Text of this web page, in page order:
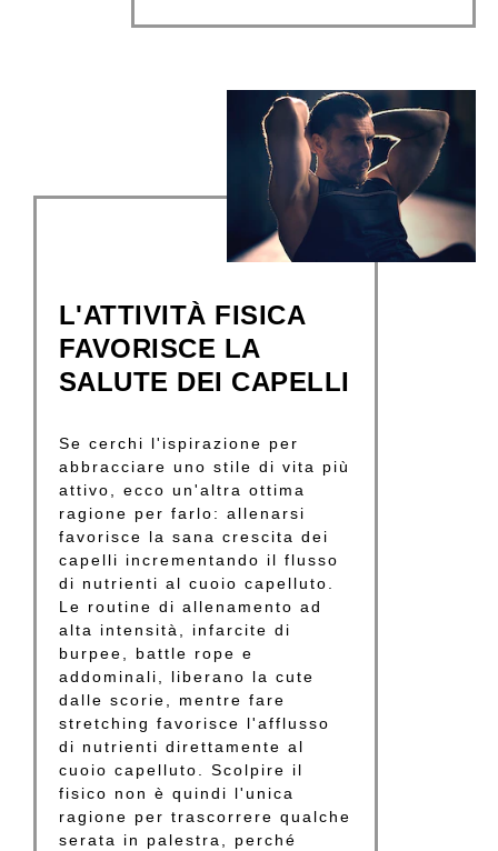
L'ATTIVITÀ FISICA
FAVORISCE LA
SALUTE DEI CAPELLI
Se cerchi l'ispirazione per
abbracciare uno stile di vita più
attivo, ecco un'altra ottima
ragione per farlo: allenarsi
favorisce la sana crescita dei
capelli incrementando il flusso
di nutrienti al cuoio capelluto.
Le routine di allenamento ad
alta intensità, infarcite di
burpee, battle rope e
addominali, liberano la cute
dalle scorie, mentre fare
stretching favorisce l'afflusso
di nutrienti direttamente al
cuoio capelluto. Scolpire il
fisico non è quindi l'unica
ragione per trascorrere qualche
serata in palestra, perché